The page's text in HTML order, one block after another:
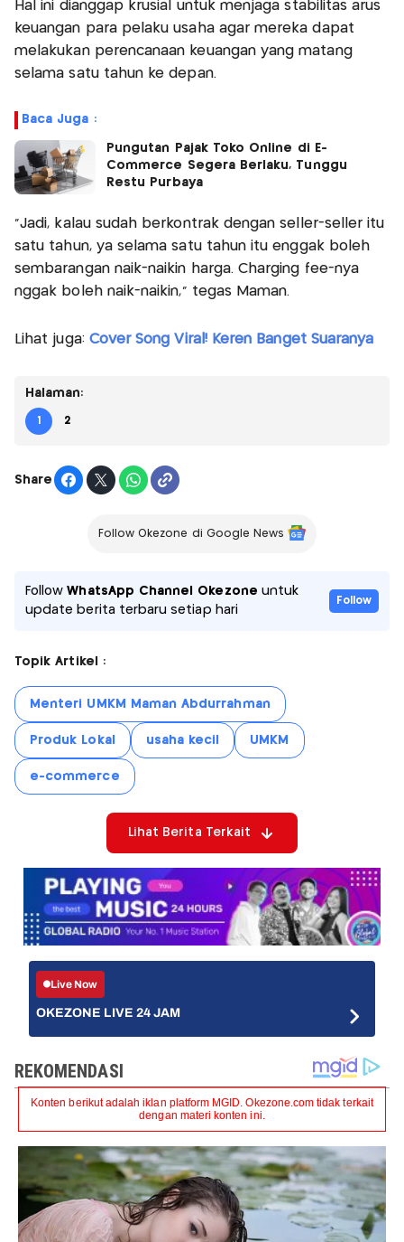
Hal ini dianggap krusial untuk menjaga stabilitas arus
keuangan para pelaku usaha agar mereka dapat
melakukan perencanaan keuangan yang matang
selama satu tahun ke depan.
Baca Juga :
Pungutan Pajak Toko Online di E-
Commerce Segera Berlaku, Tunggu
Restu Purbaya
"Jadi, kalau sudah berkontrak dengan seller-seller itu
satu tahun, ya selama satu tahun itu enggak boleh
sembarangan naik-naikin harga. Charging fee-nya
nggak boleh naik-naikin," tegas Maman.
Lihat juga: Cover Song Viral! Keren Banget Suaranya
Halaman:
1 2
Share
Follow Okezone di Google News
FollowWhatsApp Channel Okezone untuk
update berita terbaru setiap hari
Follow
Topik Artikel :
Menteri UMKM Maman Abdurrahman
Produk Lokal usaha kecil UMKM
e-commerce
Lihat Berita Terkait
Live Now
OKEZONE LIVE 24 JAM